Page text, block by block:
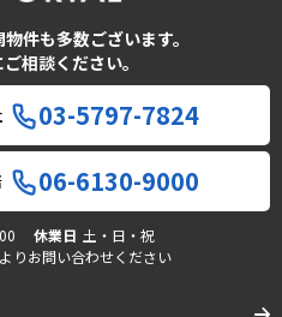
件も多数ございます。
相談ください。
03-5797-7824
06-6130-9000
休業日 土・日・祝
りお問い合わせください